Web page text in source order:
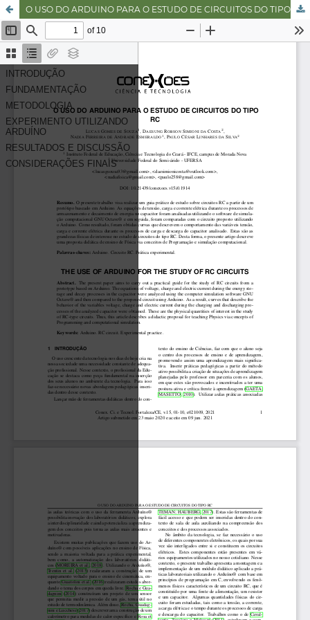
O USO DO ARDUINO PARA O ESTUDO DE CIRCUITOS DO TIPO RC